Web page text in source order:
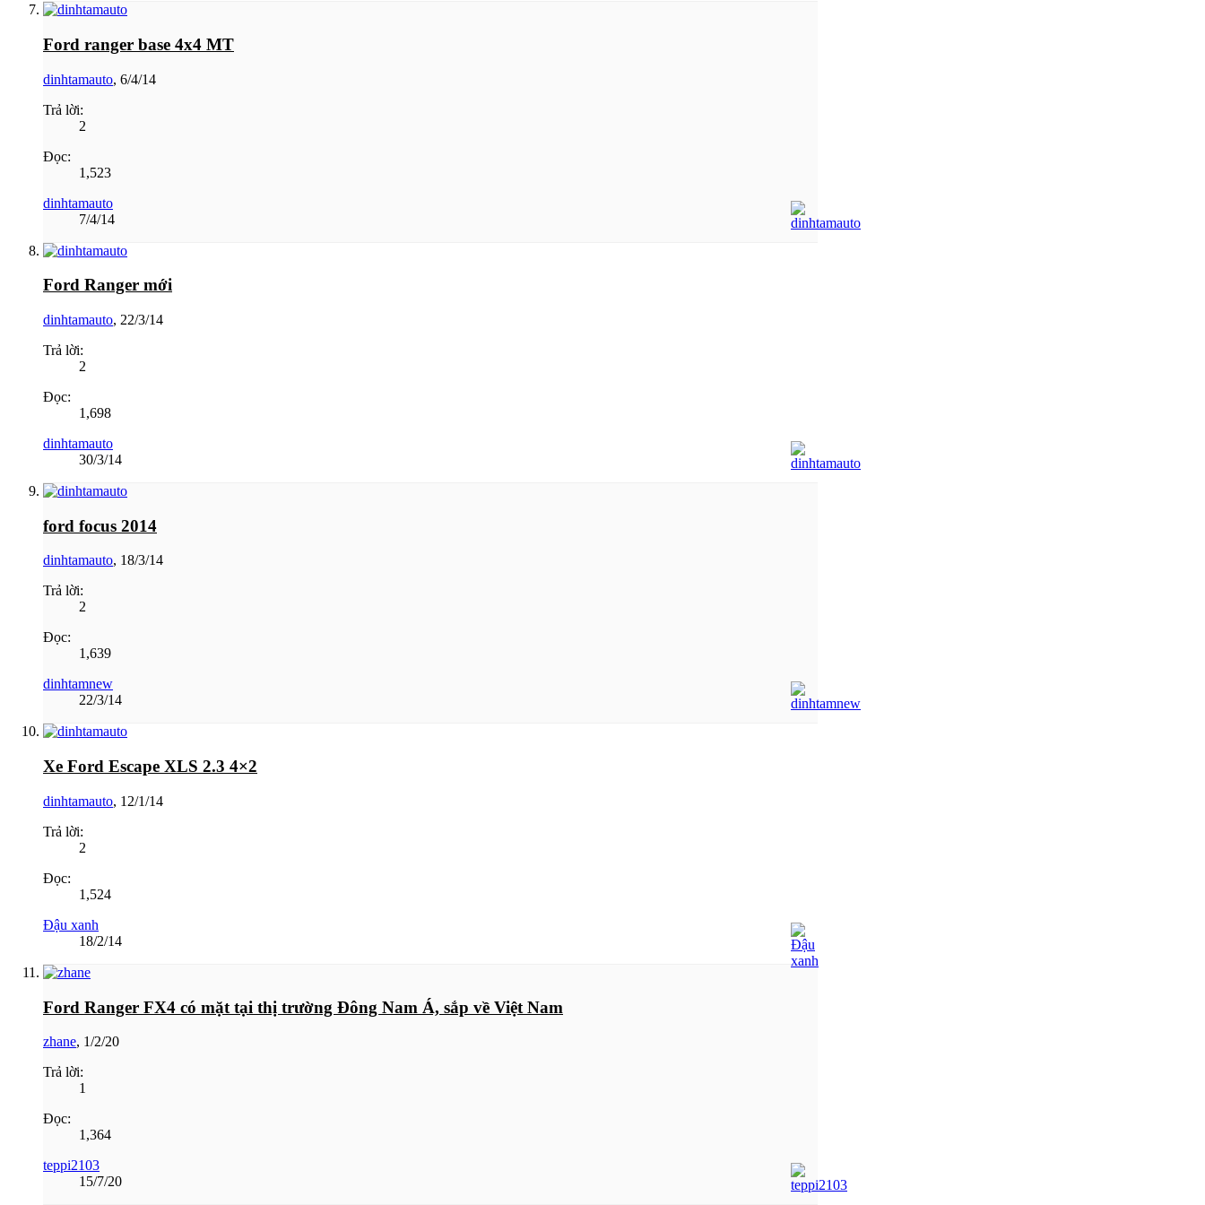
Ford ranger base 4x4 MT
dinhtamauto, 6/4/14
Trả lời:
2
Đọc:
1,523
dinhtamauto
7/4/14
Ford Ranger mới
dinhtamauto, 22/3/14
Trả lời:
2
Đọc:
1,698
dinhtamauto
30/3/14
ford focus 2014
dinhtamauto, 18/3/14
Trả lời:
2
Đọc:
1,639
dinhtamnew
22/3/14
Xe Ford Escape XLS 2.3 4×2
dinhtamauto, 12/1/14
Trả lời:
2
Đọc:
1,524
Đậu xanh
18/2/14
Ford Ranger FX4 có mặt tại thị trường Đông Nam Á, sắp về Việt Nam
zhane, 1/2/20
Trả lời:
1
Đọc:
1,364
teppi2103
15/7/20